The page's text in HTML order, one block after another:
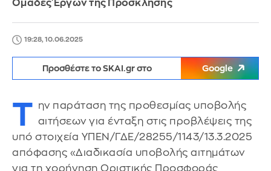
Ομάδες Έργων της Πρόσκλησης
19:28, 10.06.2025
Προσθέστε το SKAI.gr στο Google
Τ ην παράταση της προθεσμίας υποβολής
αιτήσεων για ένταξη στις προβλέψεις της
υπό στοιχεία ΥΠΕΝ/ΓΔΕ/28255/1143/13.3.2025
απόφασης «Διαδικασία υποβολής αιτημάτων
για τη χορήγηση Οριστικής Προσφοράς